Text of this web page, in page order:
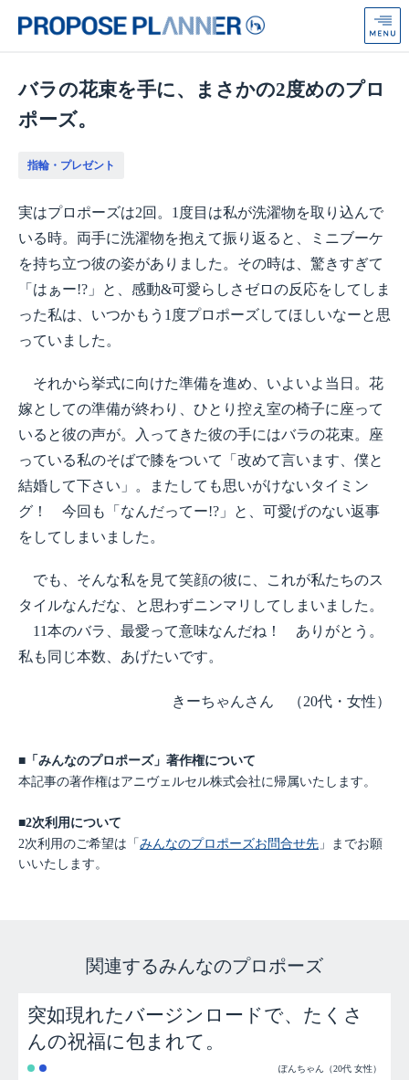
ロ
ズ
プ
Anniversaire
バラの花束を手に、まさかの2度めのプロ
ポーズ。
指輪・プレゼント
実はプロポーズは2回。1度目は私が洗濯物を取り込んで
いる時。両手に洗濯物を抱えて振り返ると、ミニブーケ
を持ち立つ彼の姿がありました。その時は、驚きすぎて
「はぁー!?」と、感動&可愛らしさゼロの反応をしてしま
った私は、いつかもう1度プロポーズしてほしいなーと思
っていました。
それから挙式に向けた準備を進め、いよいよ当日。花
嫁としての準備が終わり、ひとり控え室の椅子に座って
いると彼の声が。入ってきた彼の手にはバラの花束。座
っている私のそばで膝をついて「改めて言います、僕と
結婚して下さい」。またしても思いがけないタイミン
グ！ 今回も「なんだってー!?」と、可愛げのない返事
をしてしまいました。
でも、そんな私を見て笑顔の彼に、これが私たちのス
タイルなんだな、と思わずニンマリしてしまいました。
11本のバラ、最愛って意味なんだね！ ありがとう。
私も同じ本数、あげたいです。
きーちゃんさん （20代・女性）
■「みんなのプロポーズ」著作権について
本記事の著作権はアニヴェルセル株式会社に帰属いたします。
■2次利用について
2次利用のご希望は「 みんなのプロポーズお問合せ先 」までお願
いいたします。
関連するみんなのプロポーズ
突如現れたバージンロードで、たくさ
んの祝福に包まれて。
ぽんちゃん（20代 女性）